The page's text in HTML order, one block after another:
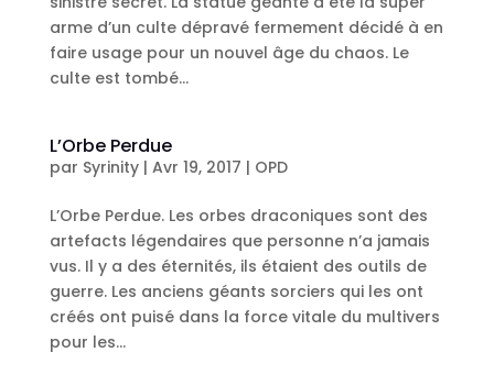
arme d’un culte dépravé fermement décidé à en
faire usage pour un nouvel âge du chaos. Le
culte est tombé...
L’Orbe Perdue
par Syrinity| Avr 19, 2017 | OPD
L’Orbe Perdue. Les orbes draconiques sont des
artefacts légendaires que personne n’a jamais
vus. Il y a des éternités, ils étaient des outils de
guerre. Les anciens géants sorciers qui les ont
créés ont puisé dans la force vitale du multivers
pour les...